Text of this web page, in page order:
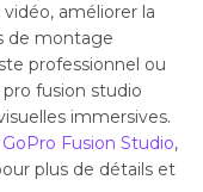
améliorer la
de montage
professionnel ou
fusion studio
immersives.
GoPro Fusion Studio,
plus de détails et